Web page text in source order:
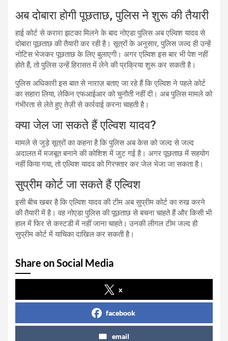
अबदोबाराहोगीपूछताछ,पुलिसनेशुरूकीतैयारी
हाईकोर्टसेकराराझटकामिलनेकेबादनोएडापुलिसअबएल्विशयादवसे
दोबारापूछताछकीतैयारीकररहीहै। सूत्रोंकेअनुसार,पुलिसजल्दहीउन्हें
नोटिसभेजकरपूछताछकेलिएबुलाएगी। अगरएल्विशइसबार भीपेशनहीं
होतेहैं,तोपुलिसउन्हेंहिरासतमेंलेनेकीप्रक्रियाशुरूकरसकतीहै।
पुलिसअधिकारीइसबातसेनाराज़बताएजारहेहैंकिएल्विशनेपहलेकोर्ट
कासहारालिया,लेकिनएफआईआरकोचुनौतीनहींदी। अबपुलिसमामलेको
गंभीरतासेलेतेहुएतेज़ीसेकार्रवाईकरनाचाहतीहै।
क्याजेलजासकतेहैंएल्विशयादव?
मामलेसेजुड़ेसूत्रोंकाकहनाहैकिपुलिसअबकेसकोजल्दसेजल्द
अदालतमेंमजबूतबनानेकीकोशिशमेंजुटगईहै। अगरपूछताछमेंसहयोग
नहींकियागया,तोएल्विशयादवकोगिरफ्तारकरजेल भेजाजासकताहै।
सुप्रीमकोर्टजासकतेहैंएल्विश
इसीबीचखबरहैकिएल्विशयादवकीटीम अबसुप्रीमकोर्टकारुखकरने
कीतैयारीमेंहै। वहनोएडापुलिसकीपूछताछसेबचनाचाहतेहैंऔरकिसीभी
हालमेंफिरसेकस्टडीमेंनहींजानाचाहते।उनकीलीगलटीमजल्दही
सुप्रीमकोर्टमेंयाचिकादाखिलकरसकतीहै।
Share on Social Media
x
facebook
email